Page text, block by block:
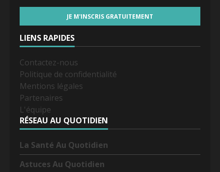
LIENS RAPIDES
Contactez-nous
Politique de confidentialité
Mentions légales
Partenaires
L'équipe
RÉSEAU AU QUOTIDIEN
La Santé Au Quotidien
Astuces Au Quotidien